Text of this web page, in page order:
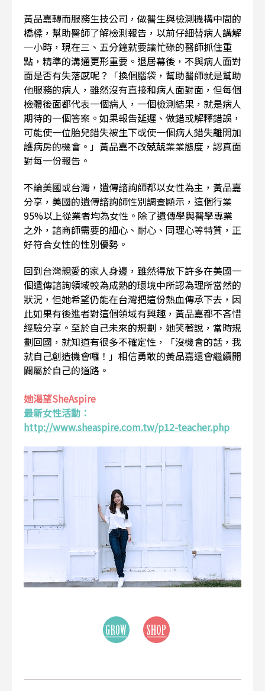
黃品嘉轉而服務生技公司，做醫生與檢測機構中間的
橋樑，幫助醫師了解檢測報告，以前仔細替病人講解
一小時，現在三、五分鐘就要讓忙碌的醫師抓住重
點，精準的溝通更形重要。退居幕後，不與病人面對
面是否有失落感呢？「換個腦袋，幫助醫師就是幫助
他服務的病人，雖然沒有直接和病人面對面，但每個
檢體後面都代表一個病人，一個檢測結果，就是病人
期待的一個答案。如果報告延遲、做錯或解釋錯誤，
可能使一位胎兒錯失被生下或使一個病人錯失離開加
護病房的機會。」黃品嘉不改兢兢業業態度，認真面
對每一份報告。
不論美國或台灣，遺傳諮詢師都以女性為主，黃品嘉
分享，美國的遺傳諮詢師性別調查顯示，這個行業
95%以上從業者均為女性。除了遺傳學與醫學專業
之外，諮商師需要的細心、耐心、同理心等特質，正
好符合女性的性別優勢。
回到台灣親愛的家人身邊，雖然得放下許多在美國一
個遺傳諮詢領域較為成熟的環境中所認為理所當然的
狀況，但她希望仍能在台灣把這份熱血傳承下去，因
此如果有後進者對這個領域有興趣，黃品嘉都不吝惜
經驗分享。至於自己未來的規劃，她笑著說，當時規
劃回國，就知道有很多不確定性，「沒機會的話，我
就自己創造機會囉！」相信勇敢的黃品嘉還會繼續開
闢屬於自己的道路。
她渴望SheAspire
最新女性活動：
http://www.sheaspire.com.tw/p12-teacher.php